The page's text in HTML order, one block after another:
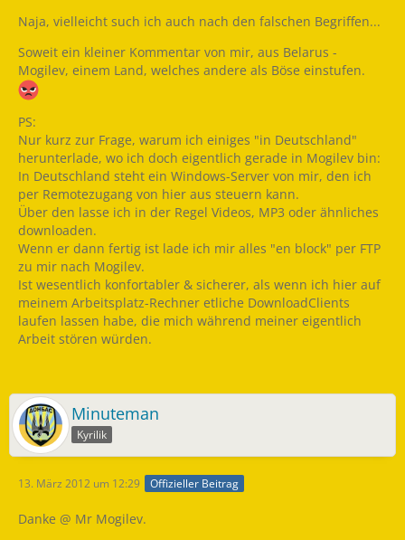
Naja, vielleicht such ich auch nach den falschen Begriffen...
Soweit ein kleiner Kommentar von mir, aus Belarus -
Mogilev, einem Land, welches andere als Böse einstufen.
PS:
Nur kurz zur Frage, warum ich einiges "in Deutschland"
herunterlade, wo ich doch eigentlich gerade in Mogilev bin:
In Deutschland steht ein Windows-Server von mir, den ich
per Remotezugang von hier aus steuern kann.
Über den lasse ich in der Regel Videos, MP3 oder ähnliches
downloaden.
Wenn er dann fertig ist lade ich mir alles "en block" per FTP
zu mir nach Mogilev.
Ist wesentlich konfortabler & sicherer, als wenn ich hier auf
meinem Arbeitsplatz-Rechner etliche DownloadClients
laufen lassen habe, die mich während meiner eigentlich
Arbeit stören würden.
Minuteman
Kyrilik
13. März 2012 um 12:29 Offizieller Beitrag
Danke @ Mr Mogilev.